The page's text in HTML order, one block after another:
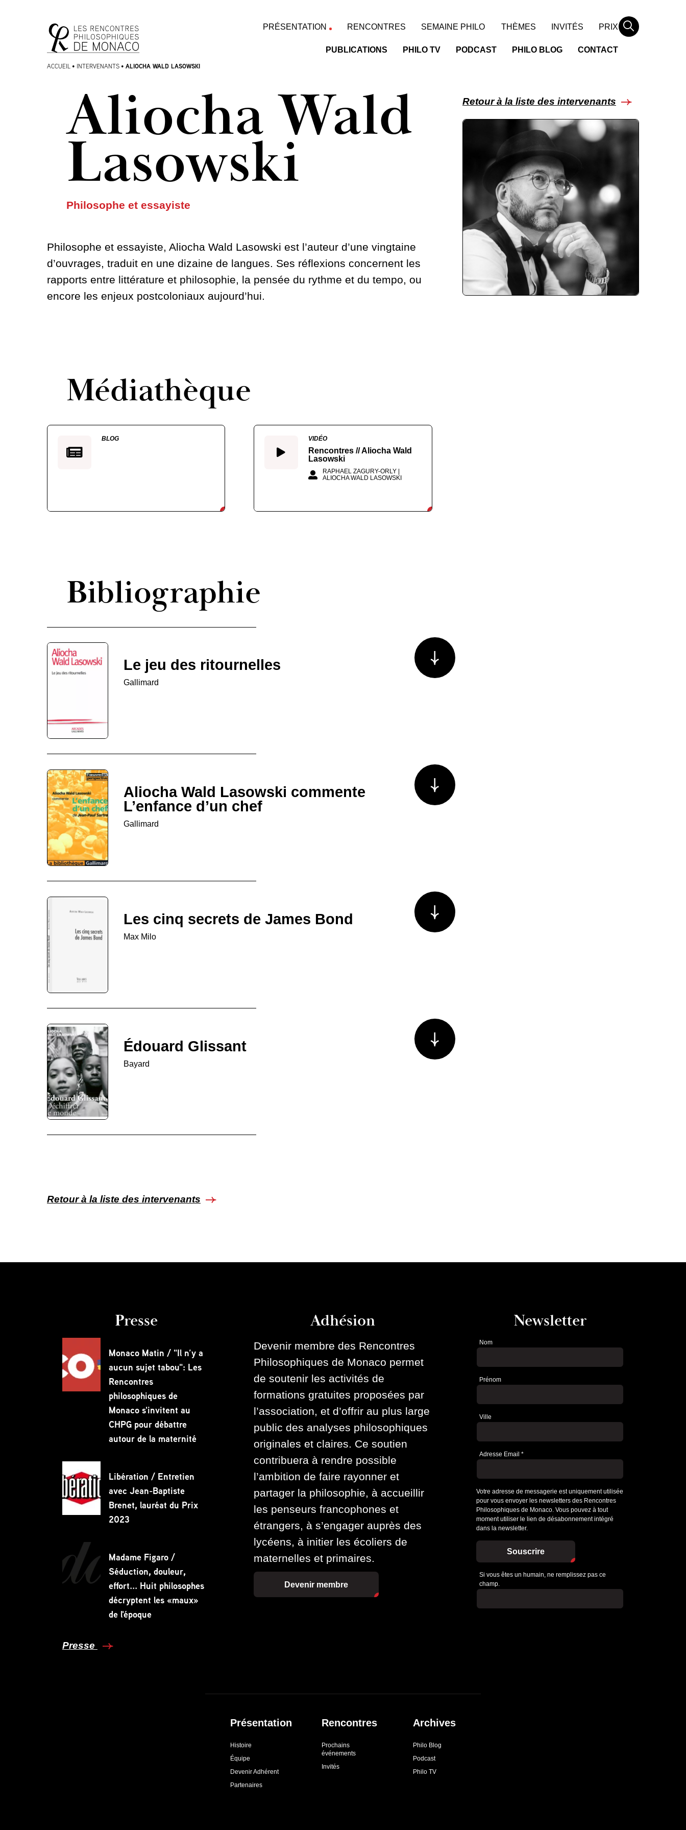
contenu
PRÉSENTATION RENCONTRES SEMAINE PHILO THÈMES INVITÉS PRIX
PUBLICATIONS PHILO TV PODCAST PHILO BLOG CONTACT
Rechercher
ACCUEIL • INTERVENANTS • ALIOCHA WALD LASOWSKI
Aliocha Wald
Lasowski
Philosophe et essayiste
Philosophe et essayiste, Aliocha Wald Lasowski est l’auteur d’une vingtaine
d’ouvrages, traduit en une dizaine de langues. Ses réflexions concernent les
rapports entre littérature et philosophie, la pensée du rythme et du tempo, ou
encore les enjeux postcoloniaux aujourd’hui.
Retour à la liste des intervenants
Médiathèque
BLOG VIDÉO
Rencontres // Aliocha Wald
Lasowski
RAPHAEL ZAGURY-ORLY |
ALIOCHA WALD LASOWSKI
Bibliographie
Le jeu des ritournelles
Gallimard
Voir plus/moins d'information sur le livre
Aliocha Wald Lasowski commente
L’enfance d’un chef
Gallimard
Voir plus/moins d'information sur le livre
Les cinq secrets de James Bond
Max Milo
Voir plus/moins d'information sur le livre
Édouard Glissant
Bayard
Voir plus/moins d'information sur le livre
Retour à la liste des intervenants
Presse
Monaco Matin / "Il n’y a
aucun sujet tabou": Les
Rencontres
philosophiques de
Monaco s'invitent au
CHPG pour débattre
autour de la maternité
Libération / Entretien
avec Jean-Baptiste
Brenet, lauréat du Prix
2023
Madame Figaro /
Séduction, douleur,
effort... Huit philosophes
décryptent les «maux»
de l'époque
Presse
Adhésion
Devenir membre des Rencontres
Philosophiques de Monaco permet
de soutenir les activités de
formations gratuites proposées par
l’association, et d’offrir au plus large
public des analyses philosophiques
originales et claires. Ce soutien
contribuera à rendre possible
l’ambition de faire rayonner et
partager la philosophie, à accueillir
les penseurs francophones et
étrangers, à s’engager auprès des
lycéens, à initier les écoliers de
maternelles et primaires.
Devenir membre
Newsletter
Newsletter
Nom
Prénom
Ville
Adresse Email *
Votre adresse de messagerie est uniquement utilisée
pour vous envoyer les newsletters des Rencontres
Philosophiques de Monaco. Vous pouvez à tout
moment utiliser le lien de désabonnement intégré
dans la newsletter.
Souscrire
Si vous êtes un humain, ne remplissez pas ce
champ.
Présentation
Histoire
Équipe
Devenir Adhérent
Partenaires
Rencontres
Prochains
événements
Invités
Archives
Philo Blog
Podcast
Philo TV